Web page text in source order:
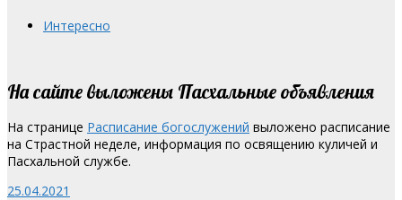
Интересно
На сайте выложены Пасхальные объявления
На странице Расписание богослужений выложено расписание
на Страстной неделе, информация по освящению куличей и
Пасхальной службе.
25.04.2021